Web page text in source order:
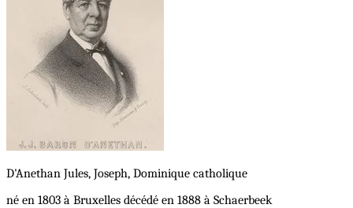
D'Anethan Jules, Joseph, Dominique catholique
né en 1803 à Bruxelles décédé en 1888 à Schaerbeek